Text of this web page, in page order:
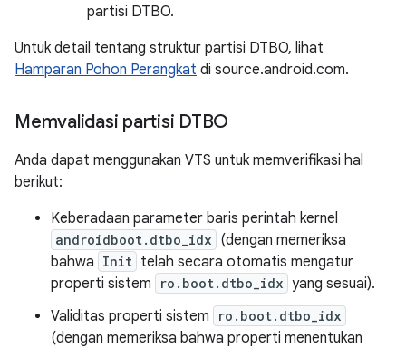
partisi DTBO.
Untuk detail tentang struktur partisi DTBO, lihat
Hamparan Pohon Perangkat di source.android.com.
Memvalidasi partisi DTBO
Anda dapat menggunakan VTS untuk memverifikasi hal
berikut:
Keberadaan parameter baris perintah kernel
androidboot.dtbo_idx (dengan memeriksa
bahwa Init telah secara otomatis mengatur
properti sistem
ro.boot.dtbo_idx yang sesuai).
Validitas properti sistem
ro.boot.dtbo_idx
(dengan memeriksa bahwa properti menentukan